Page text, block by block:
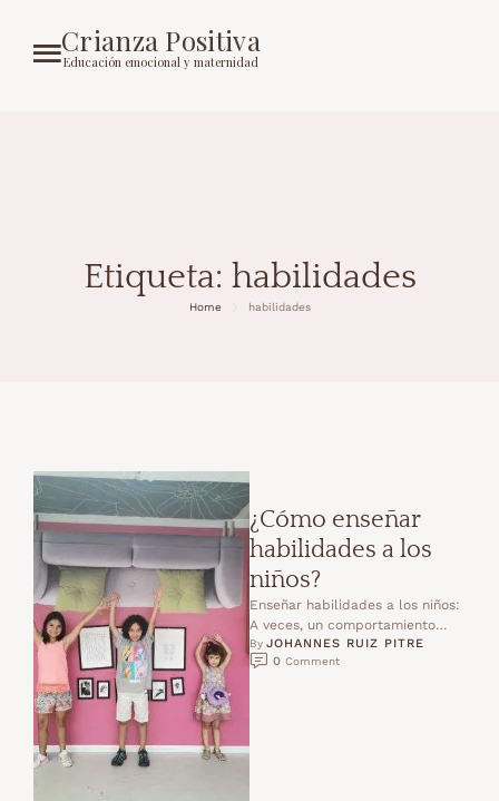
Crianza Positiva
Educación emocional y maternidad
Etiqueta: habilidades
Home habilidades
¿Cómo enseñar
habilidades a los
niños?
Enseñar habilidades a los niños:
A veces, un comportamiento
inadecuado ocurre porque los
niños no pueden hacer lo …
By JOHANNES RUIZ PITRE
0 Comment